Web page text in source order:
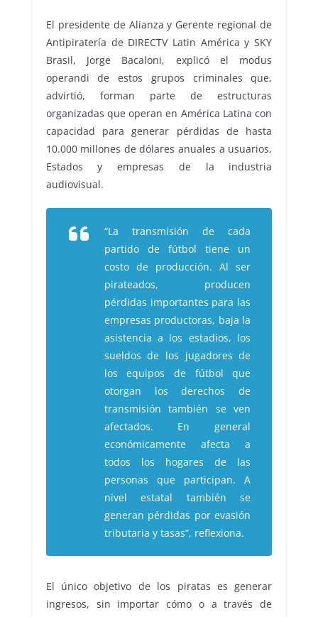
El presidente de Alianza y Gerente regional de
Antipiratería de DIRECTV Latin América y SKY
Brasil, Jorge Bacaloni, explicó el modus
operandi de estos grupos criminales que,
advirtió, forman parte de estructuras
organizadas que operan en América Latina con
capacidad para generar pérdidas de hasta
10.000 millones de dólares anuales a usuarios,
Estados y empresas de la industria
audiovisual.
“La transmisión de cada
partido de fútbol tiene un
costo de producción. Al ser
pirateados, producen
pérdidas importantes para las
empresas productoras, baja la
asistencia a los estadios, los
sueldos de los jugadores de
los equipos de fútbol que
otorgan los derechos de
transmisión también se ven
afectados. En general
económicamente afecta a
todos los hogares de las
personas que participan. A
nivel estatal también se
generan pérdidas por evasión
tributaria y tasas”, reflexiona.
El único objetivo de los piratas es generar
ingresos, sin importar cómo o a través de